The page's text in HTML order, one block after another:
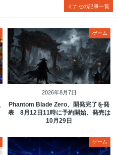
2026年8月7日
ゲーム
Phantom Blade Zero、開発完了を発
表 8月12日11時に予約開始、発売は
10月29日
ゲーム
ミナセの記事一覧